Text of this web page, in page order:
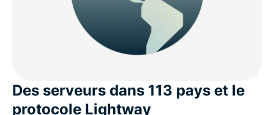
Des serveurs dans 113 pays et le
protocole Lightway